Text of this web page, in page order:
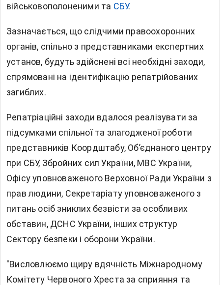
військовополоненими та СБУ.
Зазначається, що слідчими правоохоронних
органів, спільно з представниками експертних
установ, будуть здійснені всі необхідні заходи,
спрямовані на ідентифікацію репатрійованих
загиблих.
Репатріаційні заходи вдалося реалізувати за
підсумками спільної та злагодженої роботи
представників Коордштабу, Об’єднаного центру
при СБУ, Збройних сил України, МВС України,
Офісу уповноваженого Верховної Ради України з
прав людини, Секретаріату уповноваженого з
питань осіб зниклих безвісти за особливих
обставин, ДСНС України, інших структур
Сектору безпеки і оборони України.
"Висловлюємо щиру вдячність Міжнародному
Комітету Червоного Хреста за сприяння та